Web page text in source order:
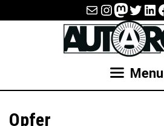
content
E-Mail
Menu
Opfer